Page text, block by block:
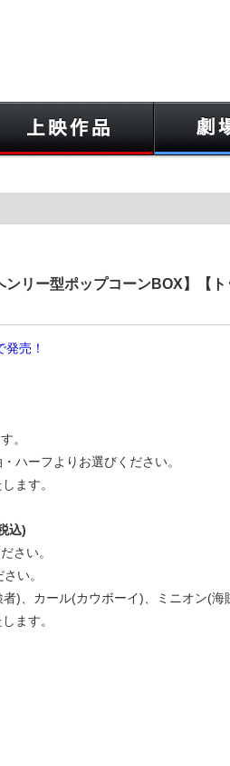
ンリー型ポップコーンBOX】【
売！
。
ハーフよりお選びください。
ます。
込)
さい。
い。
、カール(カウボーイ)、ミニオン(海
ます。